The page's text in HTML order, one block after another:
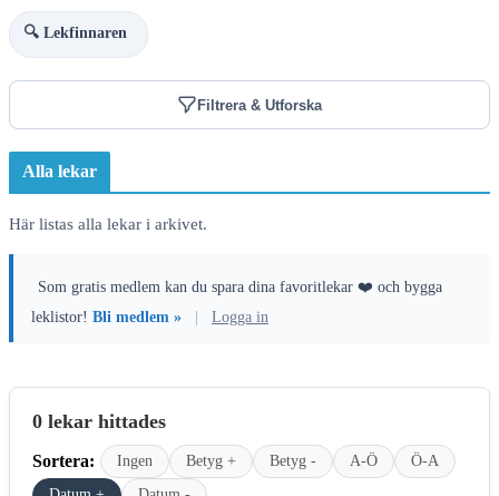
🔍 Lekfinnaren
Filtrera & Utforska
Alla lekar
Här listas alla lekar i arkivet.
Som gratis medlem kan du spara dina favoritlekar ❤️ och bygga
leklistor! Bli medlem » Logga in
0 lekar hittades
Sortera: Ingen Betyg + Betyg - A-Ö
Ö-A